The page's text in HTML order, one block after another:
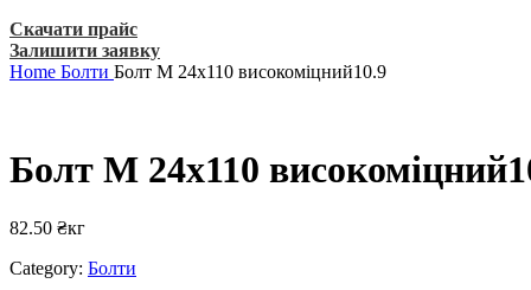
Скачати прайс
Залишити заявку
Home Болти Болт М 24х110 високоміцний10.9
Болт М 24х110
82.50 ₴кг
Category: Болти